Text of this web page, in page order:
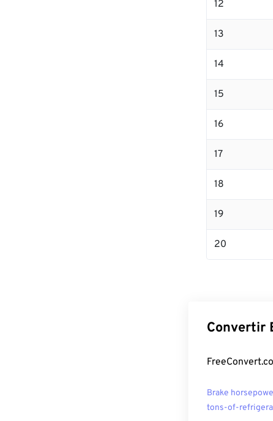
12
13
14
15
16
17
18
19
20
Convertir
Brake
tons-of-